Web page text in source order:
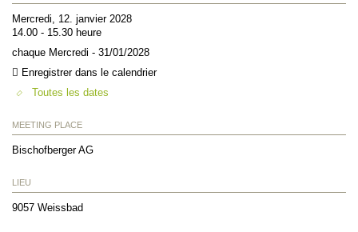
Mercredi, 12. janvier 2028
14.00 - 15.30 heure
chaque Mercredi - 31/01/2028
Enregistrer dans le calendrier
Toutes les dates
MEETING PLACE
Bischofberger AG
LIEU
9057 Weissbad